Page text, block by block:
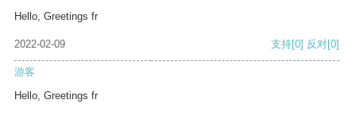
Hello, Greetings fr
2022-02-09 支持[0] 反对[0]
游客
Hello, Greetings fr